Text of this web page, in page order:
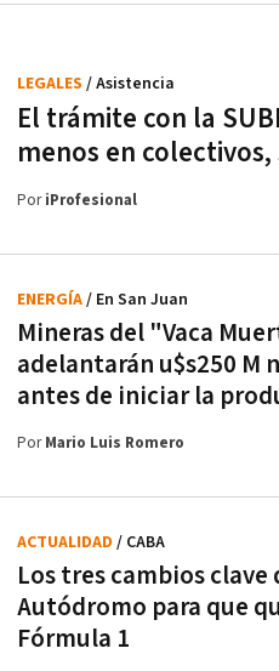
El trámite con la
menos en
LEGALES / Asistencia
PoriProfesional
Mineras del "Vaca
adelantarán u$s250 M
antes de iniciar la
ENERGÍA/ En San Juan
PorMario Luis Romero
Los tres cambios clave
Autódromo para que
Fórmula 1
ACTUALIDAD / CABA